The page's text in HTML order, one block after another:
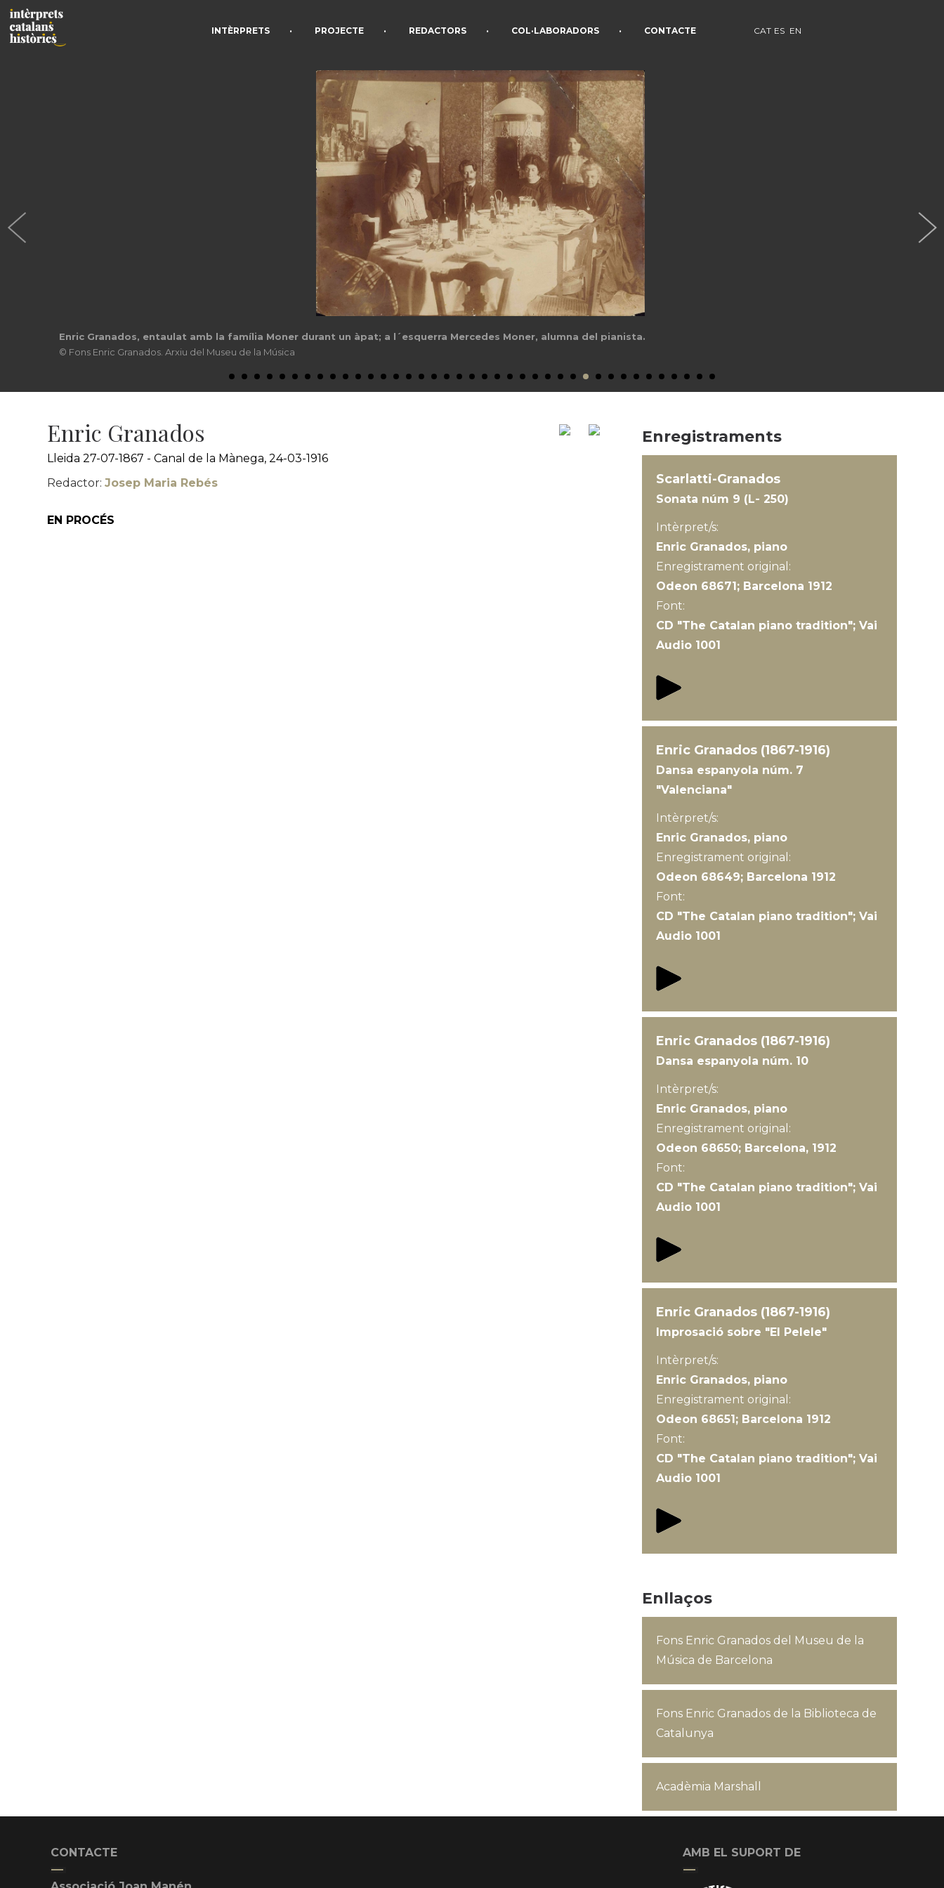
INTÈRPRETS • PROJECTE • REDACTORS • COL·LABORADORS • CONTACTE CAT ES EN
Retrat d´Enric Granados amb el pianista i compositor Ernest Schelling
© Fons Enric Granados. Arxiu del Museu de la Música
Enric Granados
Lleida 27-07-1867 - Canal de la Mànega, 24-03-1916
Redactor:Josep Maria Rebés
EN PROCÉS
Enregistraments
Scarlatti-Granados
Sonata núm 9 (L- 250)
Intèrpret/s:
Enric Granados, piano
Enregistrament original:
Odeon 68671; Barcelona 1912
Font:
CD "The Catalan piano tradition"; Vai
Audio 1001
Enric Granados (1867-1916)
Dansa espanyola núm. 7
"Valenciana"
Intèrpret/s:
Enric Granados, piano
Enregistrament original:
Odeon 68649; Barcelona 1912
Font:
CD "The Catalan piano tradition"; Vai
Audio 1001
Enric Granados (1867-1916)
Dansa espanyola núm. 10
Intèrpret/s:
Enric Granados, piano
Enregistrament original:
Odeon 68650; Barcelona, 1912
Font:
CD "The Catalan piano tradition"; Vai
Audio 1001
Enric Granados (1867-1916)
Improsació sobre "El Pelele"
Intèrpret/s:
Enric Granados, piano
Enregistrament original:
Odeon 68651; Barcelona 1912
Font:
CD "The Catalan piano tradition"; Vai
Audio 1001
Enllaços
Fons Enric Granados del Museu de la
Música de Barcelona
Fons Enric Granados de la Biblioteca de
Catalunya
Acadèmia Marshall
CONTACTE AMB EL SUPORT DE